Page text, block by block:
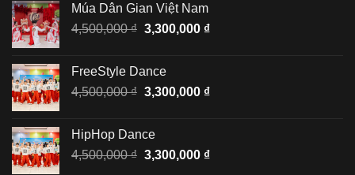
6,500,000 ₫.
4,500,000 ₫.
Múa Dân Gian Việt Nam
4,500,000₫ Giá
4,500,000 ₫.
3,300,000 ₫Giá
3,300,000 ₫.
FreeStyle Dance
4,500,000₫ Giá
4,500,000 ₫.
3,300,000 ₫Giá
3,300,000 ₫.
HipHop Dance
4,500,000₫ Giá
3,300,000 ₫Giá